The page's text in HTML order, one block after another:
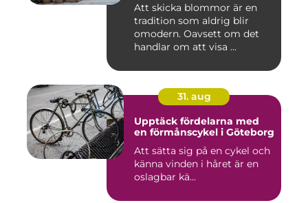
Att skicka blommor är en
tradition som aldrig blir
omodern. Oavsett om det
handlar om att visa ...
31. aug
Upptäck fördelarna med
en förmånscykel i Göteborg
Att sätta sig på en cykel och
känna vinden i håret är en
oslagbar kä...